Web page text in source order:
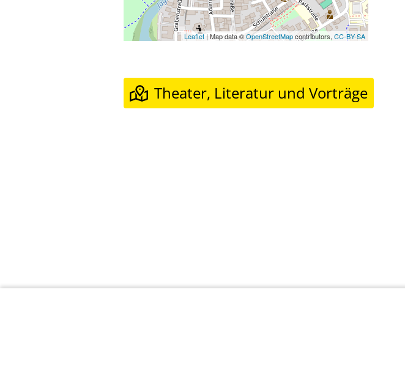
Leaflet| Map data ©OpenStreetMapcontributors, CC-BY-SA
Theater, Literatur und Vorträge